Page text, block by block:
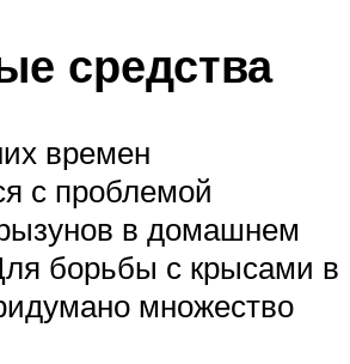
средства
времен
с проблемой
в домашнем
борьбы с крысами в
множество